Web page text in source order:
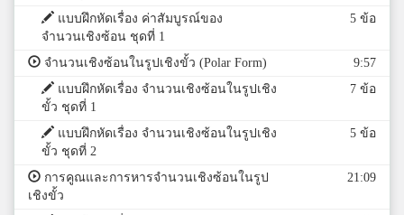
แบบฝึกหัดเรื่อง ค่าสัมบูรณ์ของ
จำนวนเชิงซ้อน ชุดที่ 1
5 ข้อ
จำนวนเชิงซ้อนในรูปเชิงขั้ว (Polar Form)
9:57
แบบฝึกหัดเรื่อง จำนวนเชิงซ้อนในรูปเชิง
ขั้ว ชุดที่ 1
7 ข้อ
แบบฝึกหัดเรื่อง จำนวนเชิงซ้อนในรูปเชิง
ขั้ว ชุดที่ 2
5 ข้อ
การคูณและการหารจำนวนเชิงซ้อนในรูป
เชิงขั้ว
21:09